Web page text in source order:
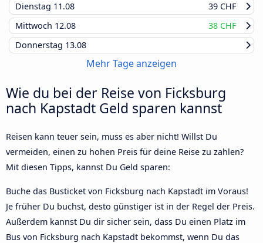
Dienstag 11.08
39 CHF
Mittwoch 12.08
38 CHF
Donnerstag 13.08
Mehr Tage anzeigen
Wie du bei der Reise von Ficksburg
nach Kapstadt Geld sparen kannst
Reisen kann teuer sein, muss es aber nicht! Willst Du
vermeiden, einen zu hohen Preis für deine Reise zu zahlen?
Mit diesen Tipps, kannst Du Geld sparen:
Buche das Busticket von Ficksburg nach Kapstadt im Voraus!
Je früher Du buchst, desto günstiger ist in der Regel der Preis.
Außerdem kannst Du dir sicher sein, dass Du einen Platz im
Bus von Ficksburg nach Kapstadt bekommst, wenn Du das